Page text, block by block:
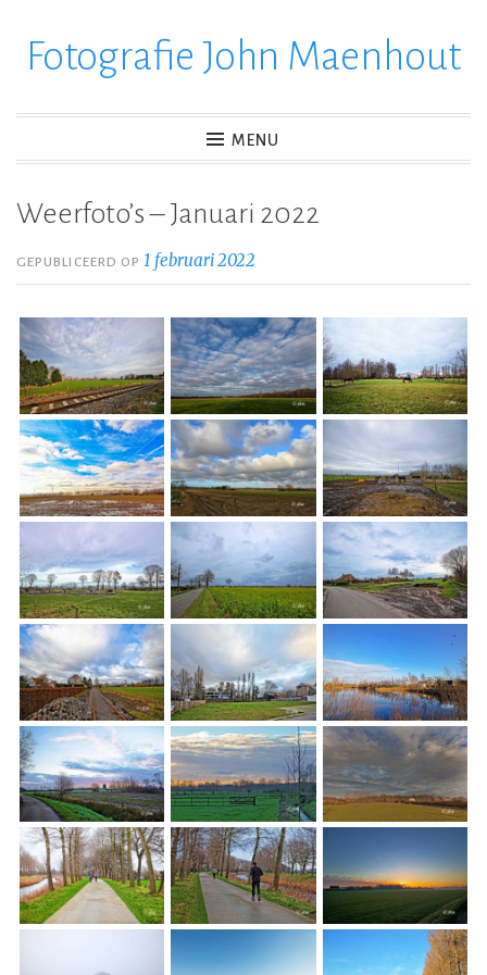
verderFotografie John Maenhout
MENU
Weerfoto’s – Januari 2022
GEPUBLICEERD OP1 februari 2022